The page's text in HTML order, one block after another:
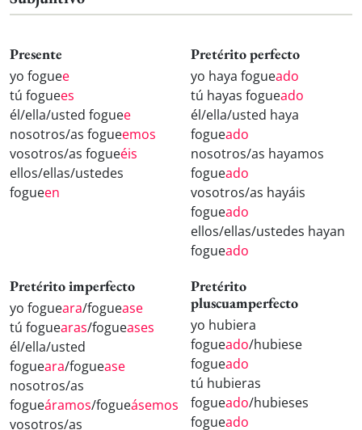
Presente
yo foguee
tú foguees
él/ella/usted foguee
nosotros/as fogueemos
vosotros/as fogueéis
ellos/ellas/ustedes
fogueen
Pretérito perfecto
yo haya fogueado
tú hayas fogueado
él/ella/usted haya
fogueado
nosotros/as hayamos
fogueado
vosotros/as hayáis
fogueado
ellos/ellas/ustedes hayan
fogueado
Pretérito imperfecto
yo fogueara/foguease
tú foguearas/fogueases
él/ella/usted
fogueara/foguease
nosotros/as
fogueáramos/fogueásemos
vosotros/as
Pretérito
pluscuamperfecto
yo hubiera
fogueado/hubiese
fogueado
tú hubieras
fogueado/hubieses
fogueado